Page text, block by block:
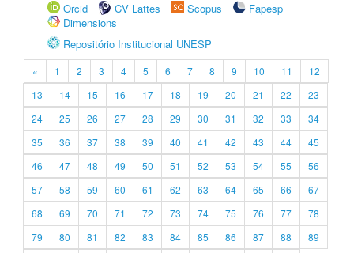
Orcid
CV Lattes Scopus
Fapesp
Dimensions
Repositório Institucional UNESP
« 1 2 3 4 5 6 7 8 9 10 11
12
13
14 15 16 17 18 19 20 21 22
23
24
25 26 27 28 29 30 31 32 33
34
35
36 37 38 39 40 41 42 43 44
45
46
47 48 49 50 51 52 53 54 55
56
57
58 59 60 61 62 63 64 65 66
67
68
69 70 71 72 73 74 75 76 77
78
79
80 81 82 83 84 85 86 87 88
89